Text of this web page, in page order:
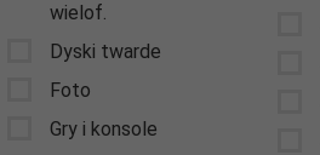
wielof.
Dyski twarde
Foto
Gry i konsole